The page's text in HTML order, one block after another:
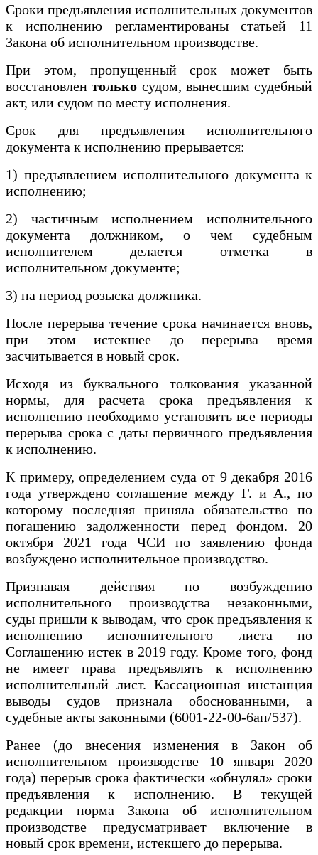
Сроки предъявления исполнительных документов
к исполнению регламентированы статьей 11
Закона об исполнительном производстве.
При этом, пропущенный срок может быть
восстановлентолько судом, вынесшим судебный
акт, или судом по месту исполнения.
Срок для предъявления исполнительного
документа к исполнению прерывается:
1) предъявлением исполнительного документа к
исполнению;
2) частичным исполнением исполнительного
документа должником, о чем судебным
исполнителем делается отметка в
исполнительном документе;
3) на период розыска должника.
После перерыва течение срока начинается вновь,
при этом истекшее до перерыва время
засчитывается в новый срок.
Исходя из буквального толкования указанной
нормы, для расчета срока предъявления к
исполнению необходимо установить все периоды
перерыва срока с даты первичного предъявления
к исполнению.
К примеру, определением суда от 9 декабря 2016
года утверждено соглашение между Г. и А., по
которому последняя приняла обязательство по
погашению задолженности перед фондом. 20
октября 2021 года ЧСИ по заявлению фонда
возбуждено исполнительное производство.
Признавая действия по возбуждению
исполнительного производства незаконными,
суды пришли к выводам, что срок предъявления к
исполнению исполнительного листа по
Соглашению истек в 2019 году. Кроме того, фонд
не имеет права предъявлять к исполнению
исполнительный лист. Кассационная инстанция
выводы судов признала обоснованными, а
судебные акты законными (6001-22-00-6ап/537).
Ранее (до внесения изменения в Закон об
исполнительном производстве 10 января 2020
года) перерыв срока фактически «обнулял» сроки
предъявления к исполнению. В текущей
редакции норма Закона об исполнительном
производстве предусматривает включение в
новый срок времени, истекшего до перерыва.